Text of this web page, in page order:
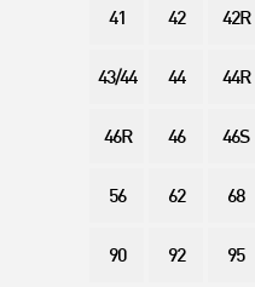
41 42 42R
43/44 44 44R
46R 46 46S
56 62 68
90 92 95